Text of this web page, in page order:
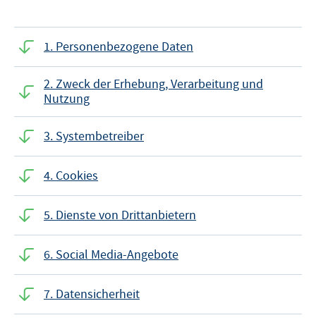
1. Personenbezogene Daten
2. Zweck der Erhebung, Verarbeitung und
Nutzung
3. Systembetreiber
4. Cookies
5. Dienste von Drittanbietern
6. Social Media-Angebote
7. Datensicherheit